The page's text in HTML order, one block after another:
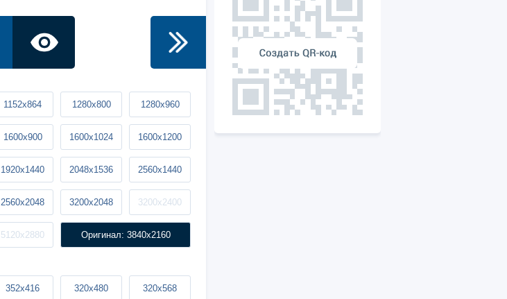
1152x864 1280x800 1280x960
1600x900 1600x1024 1600x1200
1920x1440 2048x1536 2560x1440
2560x2048 3200x2048 3200x2400
5120x2880 Оригинал: 3840x2160
352x416 320x480 320x568